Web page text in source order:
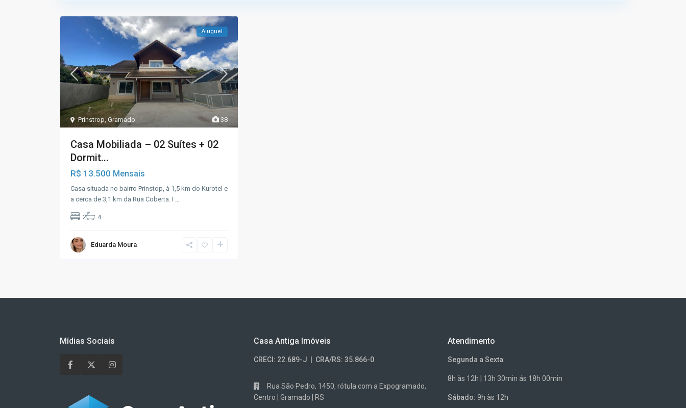
38
Prinstrop Gramado
Aluguel
Casa Mobiliada – 02 Suítes + 02
Dormit...
R$ 13.500 Mensais
Casa situada no bairro Prinstop, à 1,5 km do Kurotel e
a cerca de 3,1 km da Rua Coberta. I
2 4
Eduarda Moura
Mídias Sociais Casa Antiga Imóveis
CRECI: 22.689-J | CRA/RS: 35.866-0
Rua São Pedro, 1450, rótula com a Expogramado,
Centro | Gramado | RS
Atendimento
Segunda a Sexta:
8h às 12h | 13h 30min ás 18h 00min
Sábado: 9h às 12h